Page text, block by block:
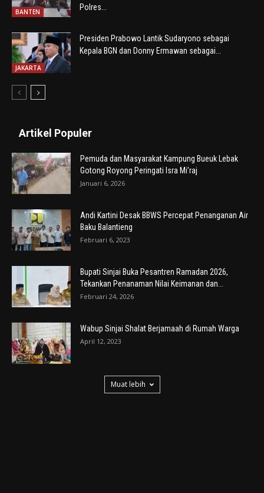
BANTEN
Polres...
JAKARTA
Presiden Prabowo Lantik Sudaryono sebagai
Kepala BGN dan Donny Ermawan sebagai...
Artikel Populer
Pemuda dan Masyarakat Kampung Bueuk Lebak
Gotong Royong Peringati Isra Mi’raj
Januari 6, 2026
Andi Kartini Desak BBWS Percepat Penanganan Air
Baku Balantieng
Februari 6, 2023
Bupati Sinjai Buka Pesantren Ramadan 2026,
Tekankan Penanaman Nilai Keimanan dan...
Februari 24, 2026
Wabup Sinjai Shalat Berjamaah di Rumah Warga
April 12, 2023
Muat lebih